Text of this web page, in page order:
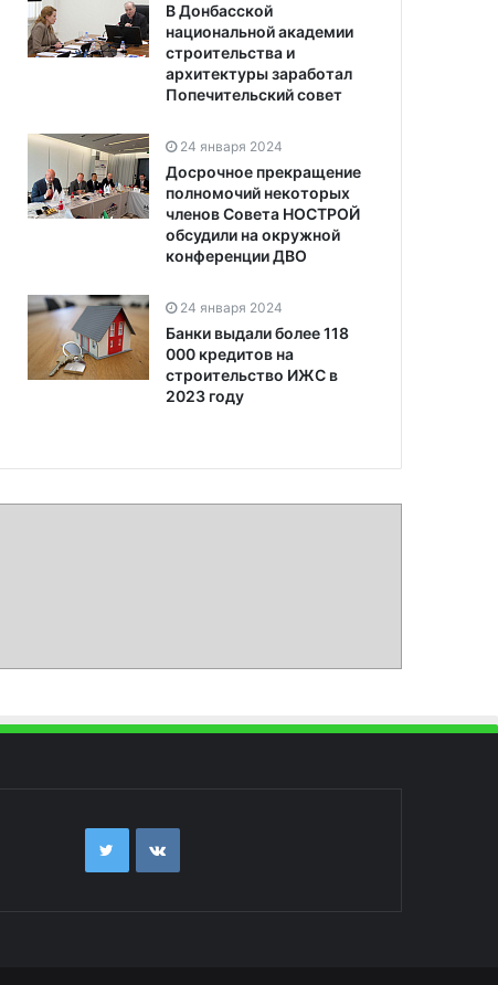
В Донбасской
национальной академии
строительства и
архитектуры заработал
Попечительский совет
24 января 2024
Досрочное прекращение
полномочий некоторых
членов Совета НОСТРОЙ
обсудили на окружной
конференции ДВО
24 января 2024
Банки выдали более 118
000 кредитов на
строительство ИЖС в
2023 году